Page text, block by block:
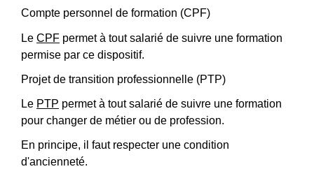
Compte personnel de formation (CPF)
Le CPF permet à tout salarié de suivre une formation
permise par ce dispositif.
Projet de transition professionnelle (PTP)
Le PTP permet à tout salarié de suivre une formation
pour changer de métier ou de profession.
En principe, il faut respecter une condition
d'ancienneté.